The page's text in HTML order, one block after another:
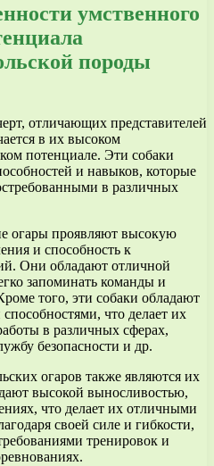
умственного
породы
отличающих представителей
в их высоком
потенциале. Эти собаки
и навыков, которые
в различных
огары проявляют высокую
и способность к
Они обладают отличной
запоминать команды и
того, эти собаки обладают
что делает их
в различных сферах,
безопасности и др.
огаров также являются их
высокой выносливостью,
что делает их отличными
своей силе и гибкости,
тренировок и